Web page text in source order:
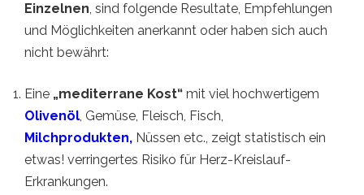
Einzelnen, sind folgende Resultate, Empfehlungen
und Möglichkeiten anerkannt oder haben sich auch
nicht bewährt:
Eine „mediterrane Kost“ mit viel hochwertigem
Olivenöl, Gemüse, Fleisch, Fisch,
Milchprodukten, Nüssen etc., zeigt statistisch ein
etwas! verringertes Risiko für Herz-Kreislauf-
Erkrankungen.